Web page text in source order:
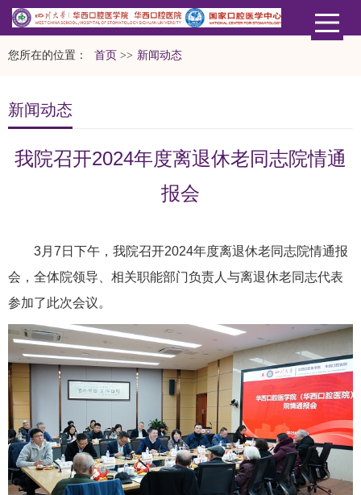
您所在的位置： 首页 >> 新闻动态
新闻动态
我院召开2024年度离退休老同志院情通
报会
3月7日下午，我院召开2024年度离退休老同志院情通报
会，全体院领导、相关职能部门负责人与离退休老同志代表
参加了此次会议。